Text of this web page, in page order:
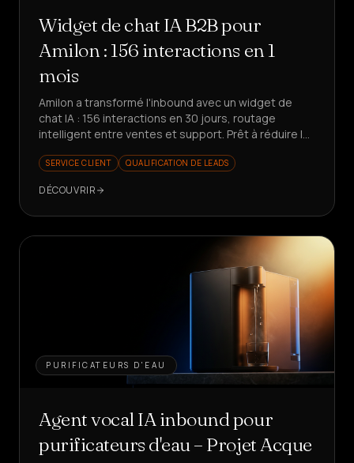
Widget de chat IA B2B pour
Amilon : 156 interactions en 1
mois
Amilon a transformé l'inbound avec un widget de
chat IA : 156 interactions en 30 jours, routage
intelligent entre ventes et support. Prêt à réduire le
SERVICE CLIENT QUALIFICATION DE LEADS
DÉCOUVRIR
PURIFICATEURS D'EAU
Agent vocal IA inbound pour
purificateurs d'eau – Projet Acque